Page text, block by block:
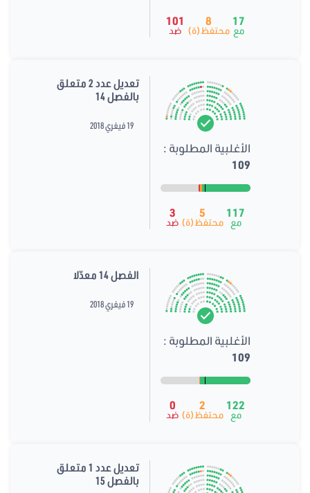
17
مع
8
محتفظ(ة)
101
ضد
الأغلبية المطلوبة :
109
117
مع
5
محتفظ(ة)
3
ضد
تعديل عدد 2 متعلق
بالفصل 14
19 فيفري 2018
الأغلبية المطلوبة :
109
122
مع
2
محتفظ(ة)
0
ضد
الفصل 14 معدّلا
19 فيفري 2018
تعديل عدد 1 متعلق
بالفصل 15